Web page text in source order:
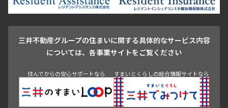
駒沢・用賀・二子玉川
成城・砧
池袋・板橋・王子
青山 渋谷 東京・大手町 新宿 品川
目黒・中目黒
三井不動産グループの住まいに関する具体的なサービス内容
については、各事業サイトをご覧ください
住んでからの安心サポートなら すまいとくらしの総合情報サイトなら